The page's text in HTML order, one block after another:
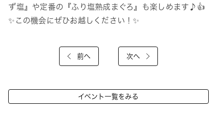
ず塩』や定番の『ふり塩熟成まぐろ』も楽しめます♪👍
✨この機会にぜひお越しください！✨
前へ 次へ
イベント一覧をみる